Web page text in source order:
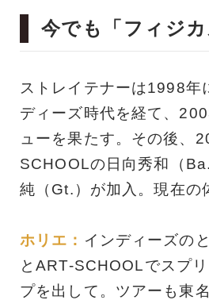
今でも「フィジ
ストレイテナーは1998年
ディーズ時代を経て、
ューを果たす。その後、
SCHOOLの日向秀和（
純（Gt.）が加入。現在の
ホリエ： インディーズの
とART-SCHOOLでスプ
プを出して。ツアーも東